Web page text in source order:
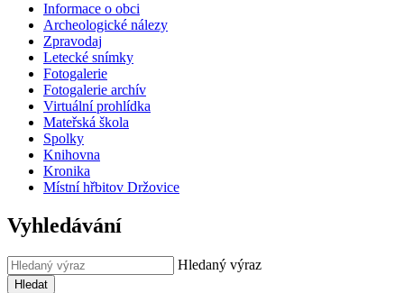
Informace o obci
Archeologické nálezy
Zpravodaj
Letecké snímky
Fotogalerie
Fotogalerie archív
Virtuální prohlídka
Mateřská škola
Spolky
Knihovna
Kronika
Místní hřbitov Držovice
Vyhledávání
Hledaný výraz
Hledat